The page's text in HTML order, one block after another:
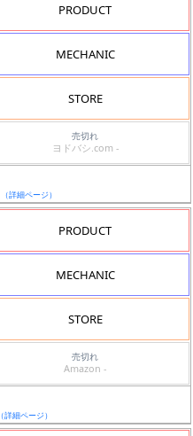
PRODUCT
MECHANIC
STORE
売切れ
ヨドバシ.com -
（詳細ページ）
PRODUCT
MECHANIC
STORE
売切れ
Amazon -
（詳細ページ）